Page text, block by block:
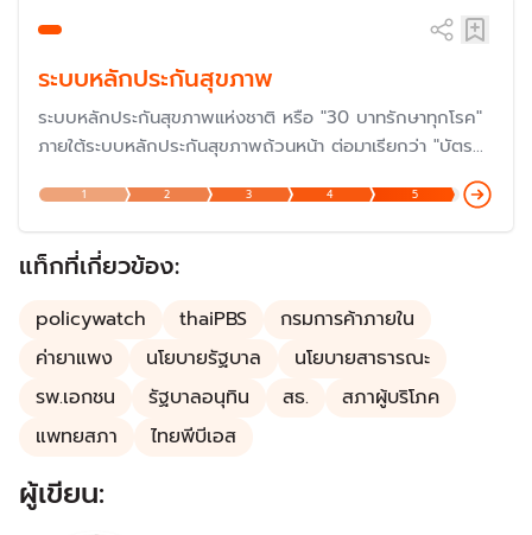
ระบบหลักประกันสุขภาพ
ระบบหลักประกันสุขภาพแห่งชาติ หรือ "30 บาทรักษาทุกโรค"
ภายใต้ระบบหลักประกันสุขภาพถ้วนหน้า ต่อมาเรียกว่า "บัตร
ก้าวสู่ปีที่ 23 ในปี 2568 แต่ปัญหายังต้องแก้ไขกันต่อไป โดย
เฉพาะเรื่องงบประมาณและการบริหารจัดการ แม้ว่าเป็นหนึ่งใน
นโยบายที่ประสบความสำเร็จมากที่สุด
1 2 3 4 5
แท็กที่เกี่ยวข้อง:
policywatch thaiPBS
กรมการค้าภายใน
ค่ายาแพง
นโยบายรัฐบาล
นโยบายสาธารณะ
รพ.เอกชน
รัฐบาลอนุทิน สธ.
สภาผู้บริโภค
แพทยสภา
ไทยพีบีเอส
ผู้เขียน: